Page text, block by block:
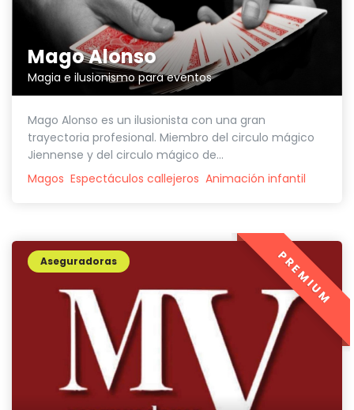
Mago Alonso
Magia e ilusionismo para eventos
Mago Alonso es un ilusionista con una gran
trayectoria profesional. Miembro del circulo mágico
Jiennense y del circulo mágico de...
Magos Espectáculos callejeros Animación infantil
Aseguradoras PREMIUM